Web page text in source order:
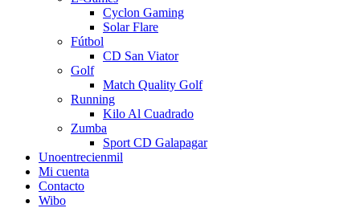
Cyclon Gaming
Solar Flare
Fútbol
CD San Viator
Golf
Match Quality Golf
Running
Kilo Al Cuadrado
Zumba
Sport CD Galapagar
Unoentrecienmil
Mi cuenta
Contacto
Wibo